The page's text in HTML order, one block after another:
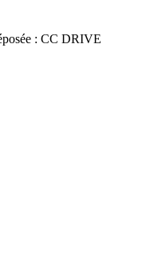
: CC DRIVE